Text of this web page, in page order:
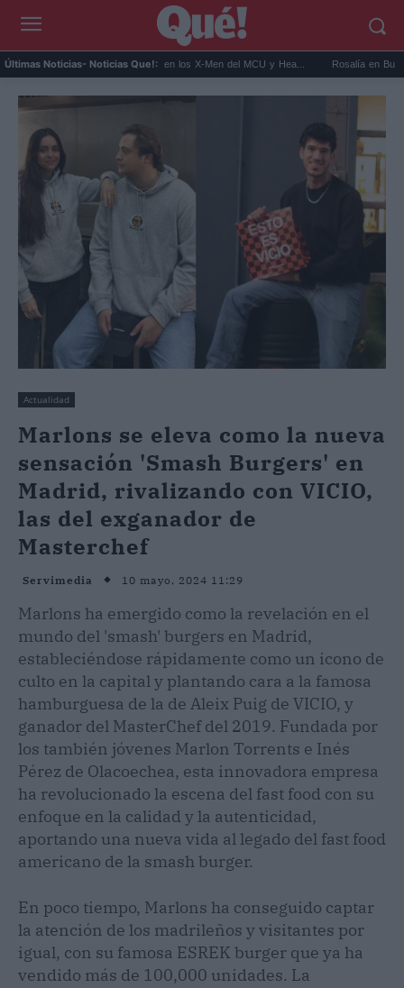
Últimas Noticias- Noticias Que!:
Kit Connor será Cíclope en los X-Men del MCU y Hea... Rosalía en Buenos
Actualidad
Marlons se eleva como la nueva
sensación 'Smash Burgers' en
Madrid, rivalizando con VICIO,
las del exganador de
Masterchef
Servimedia 10 mayo, 2024 11:29
Marlons ha emergido como la revelación en el
mundo del 'smash' burgers en Madrid,
estableciéndose rápidamente como un icono de
culto en la capital y plantando cara a la famosa
hamburguesa de la de Aleix Puig de VICIO, y
ganador del MasterChef del 2019. Fundada por
los también jóvenes Marlon Torrents e Inés
Pérez de Olacoechea, esta innovadora empresa
ha revolucionado la escena del fast food con su
enfoque en la calidad y la autenticidad,
aportando una nueva vida al legado del fast food
americano de la smash burger.
En poco tiempo, Marlons ha conseguido captar
la atención de los madrileños y visitantes por
igual, con su famosa ESREK burger que ya ha
vendido más de 100,000 unidades. La